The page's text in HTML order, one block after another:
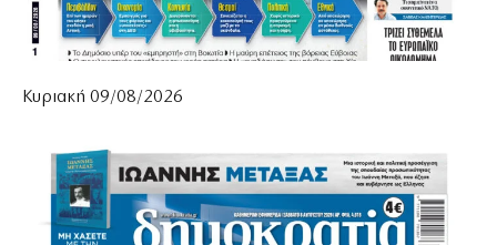
Κυριακή 09/08/2026